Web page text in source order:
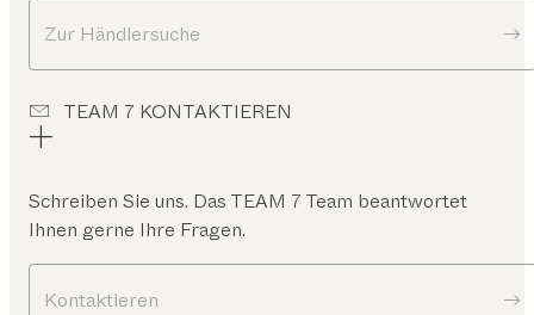
Zur Händlersuche
TEAM 7 KONTAKTIEREN
Schreiben Sie uns. Das TEAM 7 Team beantwortet
Ihnen gerne Ihre Fragen.
Kontaktieren